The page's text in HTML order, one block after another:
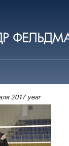
2017 year